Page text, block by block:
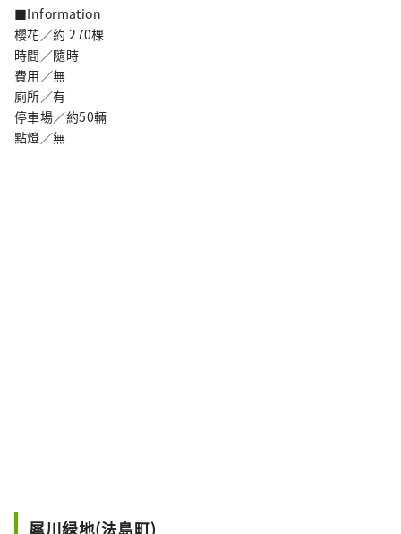
■Information
櫻花／約 270棵
時間／隨時
費用／無
廁所／有
停車場／約50輛
點燈／無
犀川緑地(法島町)